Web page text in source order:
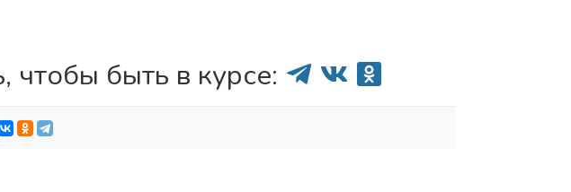
чтобы быть в курсе: